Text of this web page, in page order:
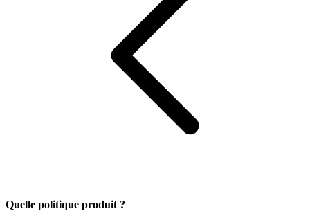
Quelle politique produit ?